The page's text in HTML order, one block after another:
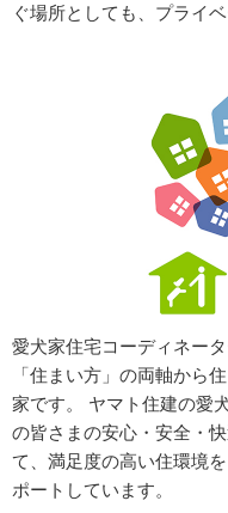
ぐ場所としても、プライ
愛犬家住宅コーディネー
「住まい方」の両軸から
家です。 ヤマト住建の愛
の皆さまの安心・安全・
て、満足度の高い住環境
ポートしています。